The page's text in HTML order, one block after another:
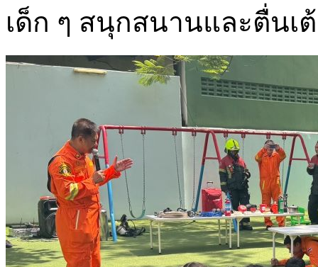
เด็ก ๆ สนุกสนานและตื่นเ